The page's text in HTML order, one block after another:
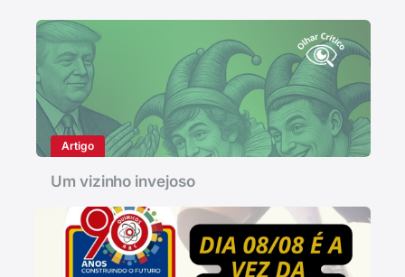
Artigo
Um vizinho invejoso